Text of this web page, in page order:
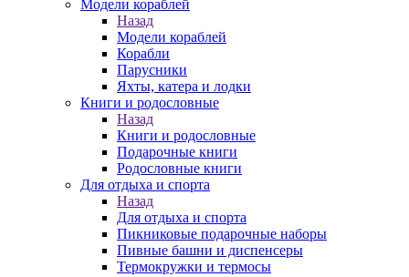
Модели кораблей
Назад
Модели кораблей
Корабли
Парусники
Яхты, катера и лодки
Книги и родословные
Назад
Книги и родословные
Подарочные книги
Родословные книги
Для отдыха и спорта
Назад
Для отдыха и спорта
Пикниковые подарочные наборы
Пивные башни и диспенсеры
Термокружки и термосы